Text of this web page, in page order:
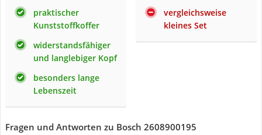
praktischer
Kunststoffkoffer
widerstandsfähiger
und langlebiger Kopf
besonders lange
Lebenszeit
vergleichsweise
kleines Set
Fragen und Antworten zu Bosch 2608900195